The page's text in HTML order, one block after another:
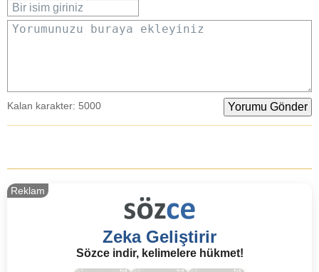
Bir isim giriniz
Yorumunuzu buraya ekleyiniz
Kalan karakter: 5000
Zeka Geliştirir
Sözce indir, kelimelere hükmet!
Reklam